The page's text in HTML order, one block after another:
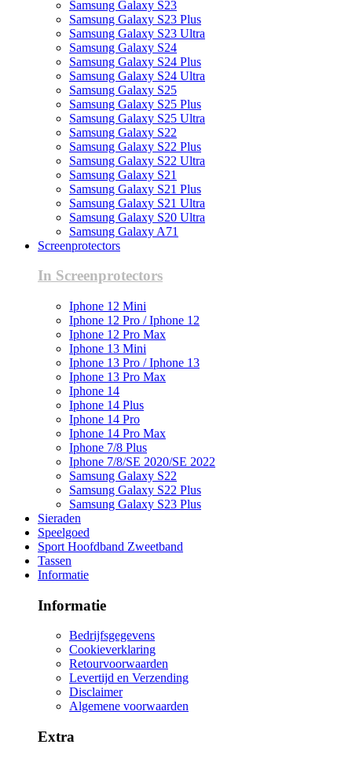
Samsung Galaxy S23
Samsung Galaxy S23 Plus
Samsung Galaxy S23 Ultra
Samsung Galaxy S24
Samsung Galaxy S24 Plus
Samsung Galaxy S24 Ultra
Samsung Galaxy S25
Samsung Galaxy S25 Plus
Samsung Galaxy S25 Ultra
Samsung Galaxy S22
Samsung Galaxy S22 Plus
Samsung Galaxy S22 Ultra
Samsung Galaxy S21
Samsung Galaxy S21 Plus
Samsung Galaxy S21 Ultra
Samsung Galaxy S20 Ultra
Samsung Galaxy A71
Screenprotectors
In Screenprotectors
Iphone 12 Mini
Iphone 12 Pro / Iphone 12
Iphone 12 Pro Max
Iphone 13 Mini
Iphone 13 Pro / Iphone 13
Iphone 13 Pro Max
Iphone 14
Iphone 14 Plus
Iphone 14 Pro
Iphone 14 Pro Max
Iphone 7/8 Plus
Iphone 7/8/SE 2020/SE 2022
Samsung Galaxy S22
Samsung Galaxy S22 Plus
Samsung Galaxy S23 Plus
Sieraden
Speelgoed
Sport Hoofdband Zweetband
Tassen
Informatie
Informatie
Bedrijfsgegevens
Cookieverklaring
Retourvoorwaarden
Levertijd en Verzending
Disclaimer
Algemene voorwaarden
Extra